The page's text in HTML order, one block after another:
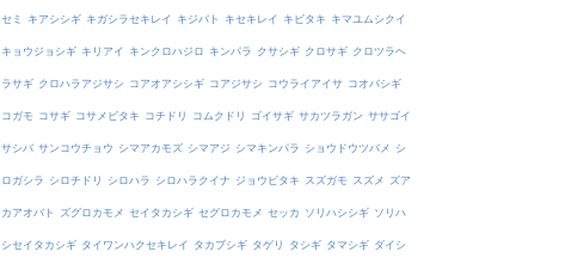
セミ キアシシギ キガシラセキレイ キジバト キセキレイ キビタキ キマユムシクイ
キョウジョシギ キリアイ キンクロハジロ キンパラ クサシギ クロサギ クロツラヘ
ラサギ クロハラアジサシ コアオアシシギ コアジサシ コウライアイサ コオバシギ
コガモ コサギ コサメビタキ コチドリ コムクドリ ゴイサギ サカツラガン ササゴイ
サシバ サンコウチョウ シマアカモズ シマアジ シマキンパラ ショウドウツバメ シ
ロガシラ シロチドリ シロハラ シロハラクイナ ジョウビタキ スズガモ スズメ ズア
カアオバト ズグロカモメ セイタカシギ セグロカモメ セッカ ソリハシシギ ソリハ
シセイタカシギ タイワンハクセキレイ タカブシギ タゲリ タシギ タマシギ ダイシ